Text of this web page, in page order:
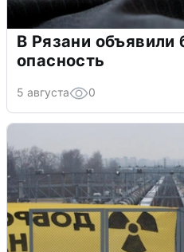
В Рязани объявили
опасность
5 августа 0